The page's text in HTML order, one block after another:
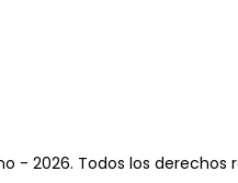
- 2026. Todos los derechos